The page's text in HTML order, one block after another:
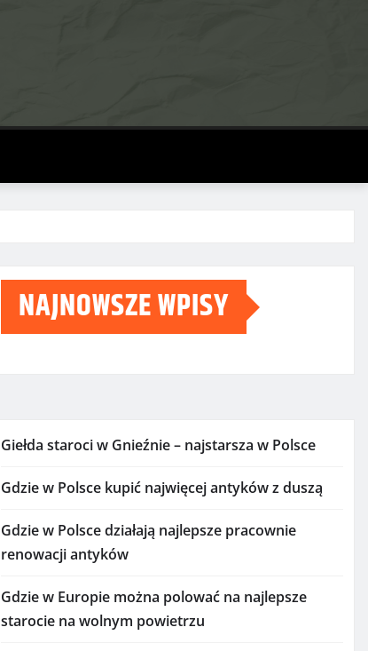
NAJNOWSZE WPISY
Giełda staroci w Gnieźnie – najstarsza w Polsce
Gdzie w Polsce kupić najwięcej antyków z duszą
Gdzie w Polsce działają najlepsze pracownie
renowacji antyków
Gdzie w Europie można polować na najlepsze
starocie na wolnym powietrzu